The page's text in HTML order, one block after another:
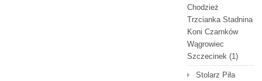
Chodzież
Trzcianka Stadnina
Koni Czarnków
Wągrowiec
Szczecinek (1)
Stolarz Piła